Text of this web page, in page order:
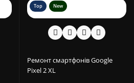
Top New
Ремонт смартфонів Google
Pixel 2 XL